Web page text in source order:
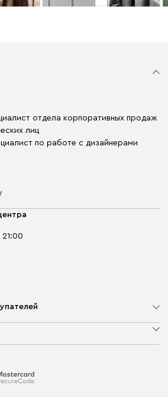
отдела корпоративных продаж
лиц
по работе с дизайнерами